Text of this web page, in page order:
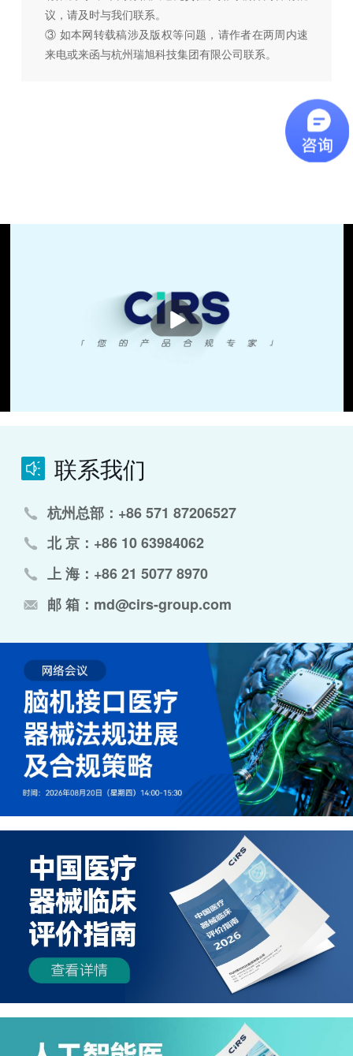
议，请及时与我们联系。
③ 如本网转载稿涉及版权等问题，请作者在两周内速
来电或来函与杭州瑞旭科技集团有限公司联系。
播
放
联系我们
杭州总部：+86 571 87206527
北 京：+86 10 63984062
上 海：+86 21 5077 8970
邮 箱：md@cirs-group.com